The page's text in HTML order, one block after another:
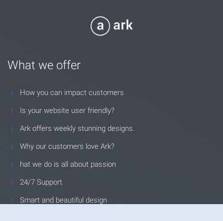
What we offer
How you can impact customers
Is your website user friendly?
Ark offers weekly stunning designs.
Why our customers love Ark?
hat we do is all about passion
24/7 Support
Smart and beautiful design